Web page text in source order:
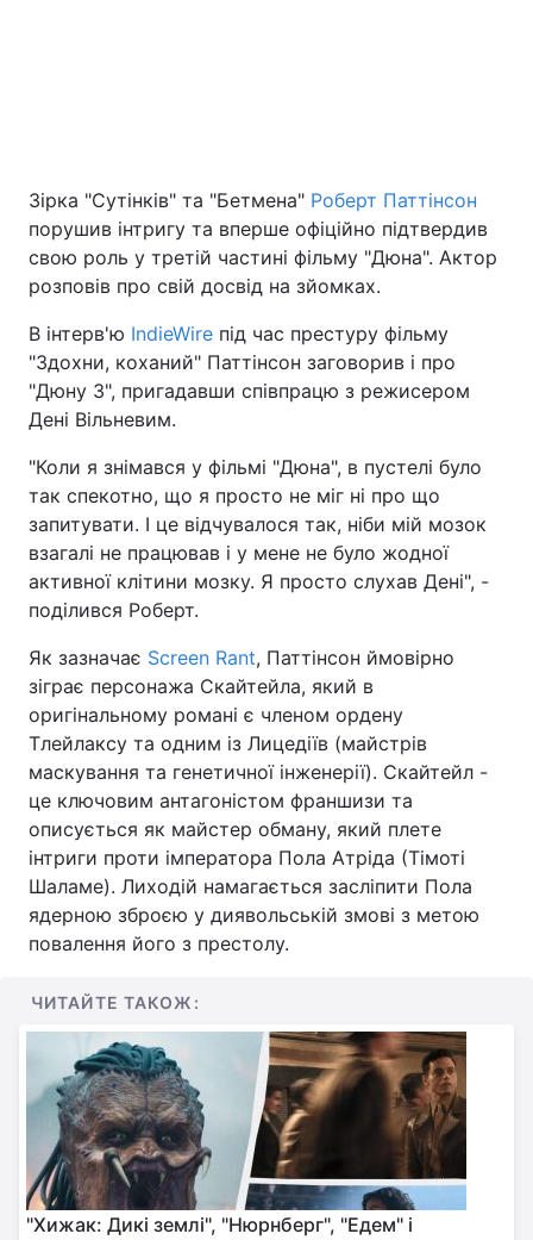
Дніпро Харків
Одеса
Спорт Наука
Техно і зв'язок Лайт
Здоров'я Туризм
Цікавинки Погода
Інтерв'ю Думки
Архів Вакансії
Контакти
ПОСЛУГИ
Моніторинг Пресцентр
Зірка "Сутінків" та "Бетмена" Роберт Паттінсон
порушив інтригу та вперше офіційно підтвердив
свою роль у третій частині фільму "Дюна". Актор
розповів про свій досвід на зйомках.
В інтерв'ю IndieWire під час престуру фільму
"Здохни, коханий" Паттінсон заговорив і про
"Дюну 3", пригадавши співпрацю з режисером
Дені Вільневим.
"Коли я знімався у фільмі "Дюна", в пустелі було
так спекотно, що я просто не міг ні про що
запитувати. І це відчувалося так, ніби мій мозок
взагалі не працював і у мене не було жодної
активної клітини мозку. Я просто слухав Дені", -
поділився Роберт.
Як зазначає Screen Rant, Паттінсон ймовірно
зіграє персонажа Скайтейла, який в
оригінальному романі є членом ордену
Тлейлаксу та одним із Лицедіїв (майстрів
маскування та генетичної інженерії). Скайтейл -
це ключовим антагоністом франшизи та
описується як майстер обману, який плете
інтриги проти імператора Пола Атріда (Тімоті
Шаламе). Лиходій намагається засліпити Пола
ядерною зброєю у диявольській змові з метою
повалення його з престолу.
ЧИТАЙТЕ ТАКОЖ:
"Хижак: Дикі землі", "Нюрнберг", "Едем" і